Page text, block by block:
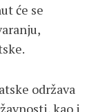
će se
održava
kao i